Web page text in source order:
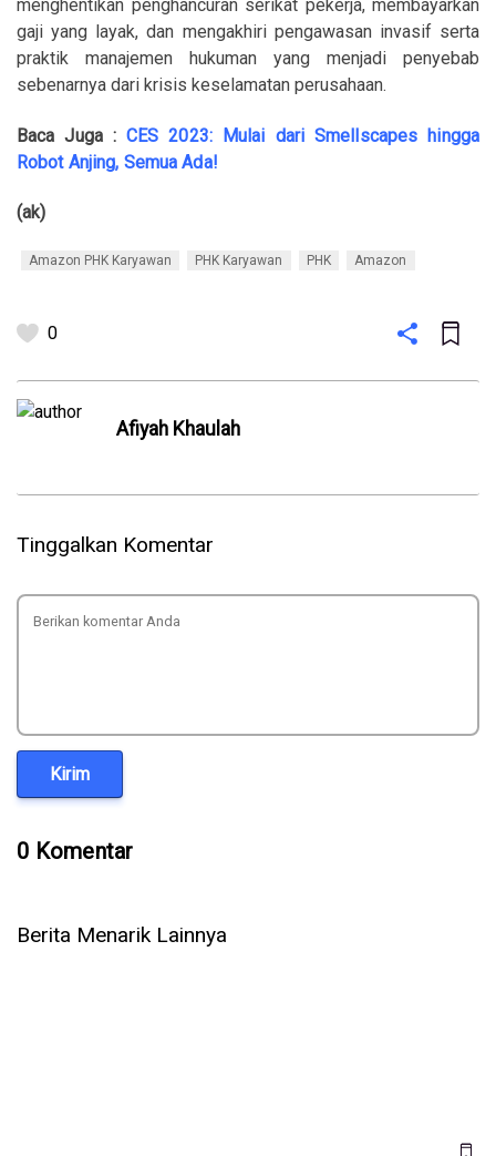
menghentikan penghancuran serikat pekerja, membayarkan
gaji yang layak, dan mengakhiri pengawasan invasif serta
praktik manajemen hukuman yang menjadi penyebab
sebenarnya dari krisis keselamatan perusahaan.
Baca Juga :CES 2023: Mulai dari Smellscapes hingga
Robot Anjing, Semua Ada!
(ak)
Amazon PHK Karyawan PHK Karyawan PHK Amazon
0
Afiyah Khaulah
Tinggalkan Komentar
Kirim
0 Komentar
Berita Menarik Lainnya